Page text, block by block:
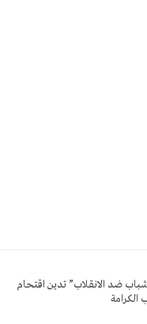
ضد الانقلاب” تدين اقتحام
الكرامة